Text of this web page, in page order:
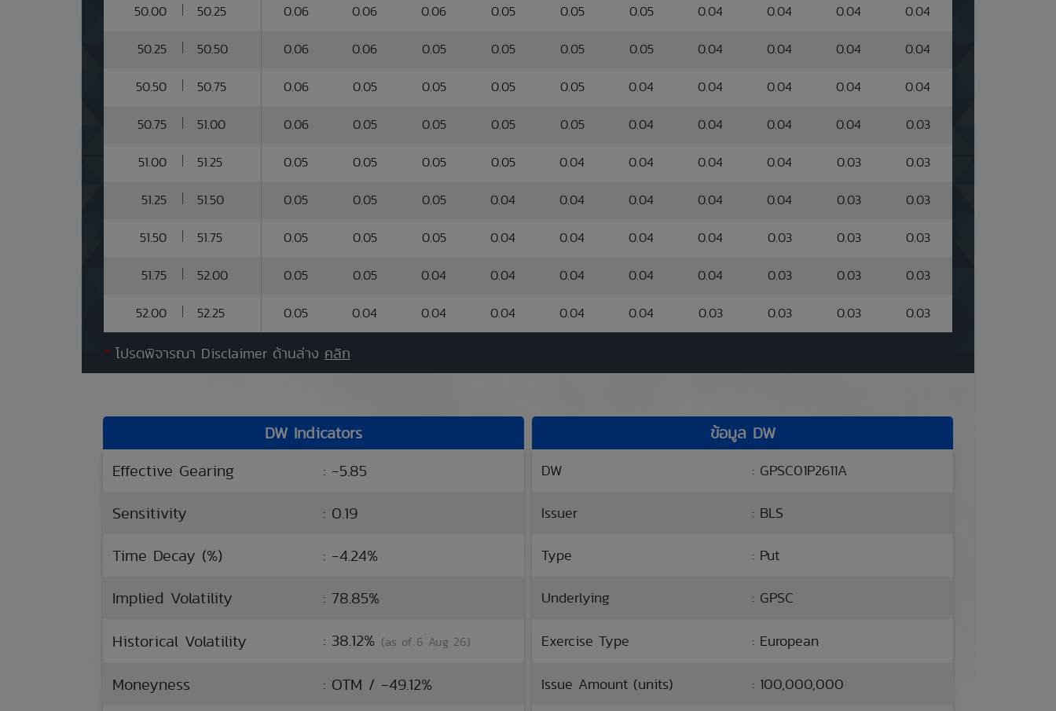
50.00 50.25 0.06 0.06 0.06 0.05 0.05 0.05 0.04 0.04 0.04 0.04
50.25 50.50 0.06 0.06 0.05 0.05 0.05 0.05 0.04 0.04 0.04 0.04
50.50 50.75 0.06 0.05 0.05 0.05 0.05 0.04 0.04 0.04 0.04 0.04
50.75 51.00 0.06 0.05 0.05 0.05 0.05 0.04 0.04 0.04 0.04 0.03
51.00 51.25 0.05 0.05 0.05 0.05 0.04 0.04 0.04 0.04 0.03 0.03
51.25 51.50 0.05 0.05 0.05 0.04 0.04 0.04 0.04 0.04 0.03 0.03
51.50 51.75 0.05 0.05 0.05 0.04 0.04 0.04 0.04 0.03 0.03 0.03
51.75 52.00 0.05 0.05 0.04 0.04 0.04 0.04 0.04 0.03 0.03 0.03
52.00 52.25 0.05 0.04 0.04 0.04 0.04 0.04 0.03 0.03 0.03 0.03
* โปรดพิจารณา Disclaimer ด้านล่าง คลิก
DW Indicators
Effective Gearing
: -5.85
Sensitivity
: 0.19
Time Decay (%)
: -4.24%
Implied Volatility
: 78.85%
Historical Volatility
: 38.12% (as of 6 Aug 26)
Moneyness
: OTM / -49.12%
ข้อมูล DW
DW : GPSC01P2611A
Issuer : BLS
Type : Put
Underlying : GPSC
Exercise Type : European
Issue Amount (units) : 100,000,000